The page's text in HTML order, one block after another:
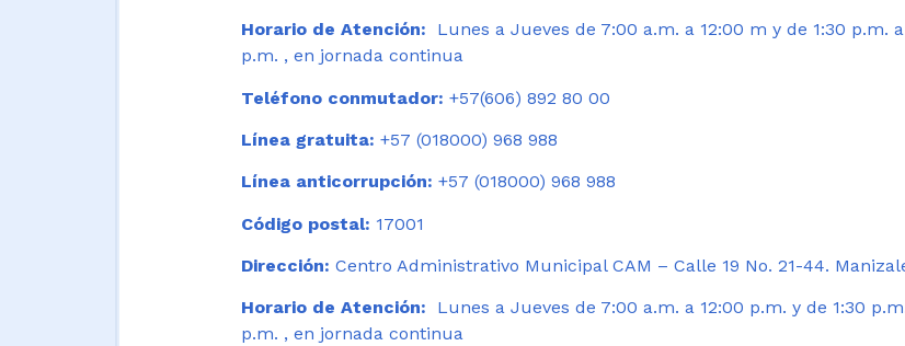
Horario de Atención:
Lunes a Jueves de 7:00 a.m. a 12:00 m y de 1:30 p.m.
p.m. , en jornada continua
Teléfono conmutador: +57(606) 892 80 00
Línea gratuita: +57 (018000) 968 988
Línea anticorrupción: +57 (018000) 968 988
Código postal: 17001
Dirección: Centro Administrativo Municipal CAM – Calle 19 No. 21-44.
Horario de Atención: Lunes a Jueves de 7:00 a.m. a 12:00 p.m. y de 1:30
p.m. , en jornada continua